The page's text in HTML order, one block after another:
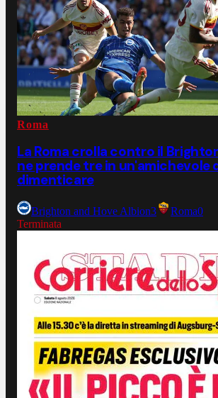
Roma
La Roma crolla contro il
ne prende tre in un'amichevole
dimenticare
Brighton and Hove Albion3 Roma0
Terminata